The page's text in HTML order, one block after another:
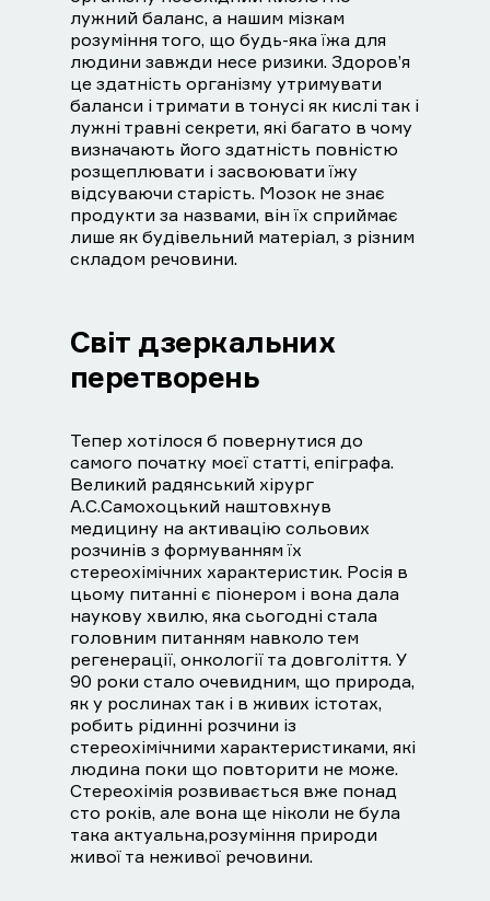
лужний баланс, а нашим мізкам
розуміння того, що будь-яка їжа для
людини завжди несе ризики. Здоров’я
це здатність організму утримувати
баланси і тримати в тонусі як кислі так і
лужні травні секрети, які багато в чому
визначають його здатність повністю
розщеплювати і засвоювати їжу
відсуваючи старість. Мозок не знає
продукти за назвами, він їх сприймає
лише як будівельний матеріал, з різним
складом речовини.
Світ дзеркальних
перетворень
Тепер хотілося б повернутися до
самого початку моєї статті, епіграфа.
Великий радянський хірург
А.С.Самохоцький наштовхнув
медицину на активацію сольових
розчинів з формуванням їх
стереохімічних характеристик. Росія в
цьому питанні є піонером і вона дала
наукову хвилю, яка сьогодні стала
головним питанням навколо тем
регенерації, онкології та довголіття. У
90 роки стало очевидним, що природа,
як у рослинах так і в живих істотах,
робить рідинні розчини із
стереохімічними характеристиками, які
людина поки що повторити не може.
Стереохімія розвивається вже понад
сто років, але вона ще ніколи не була
така актуальна,розуміння природи
живої та неживої речовини.